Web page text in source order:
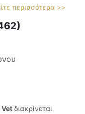
περισσότερα >>
Vet διακρίνεται